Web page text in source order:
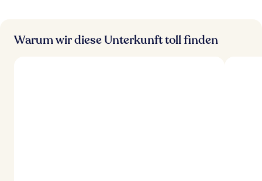
Warum wir diese Unterkunft toll finden